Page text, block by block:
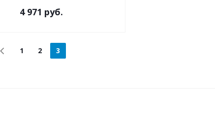
4 971 руб.
1 2 3